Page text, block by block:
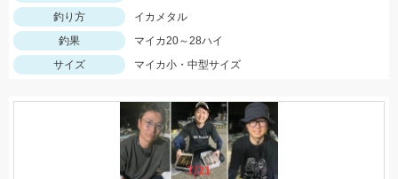
釣り方
イカメタル
釣果
マイカ20～28ハイ
サイズ
マイカ小・中型サイズ